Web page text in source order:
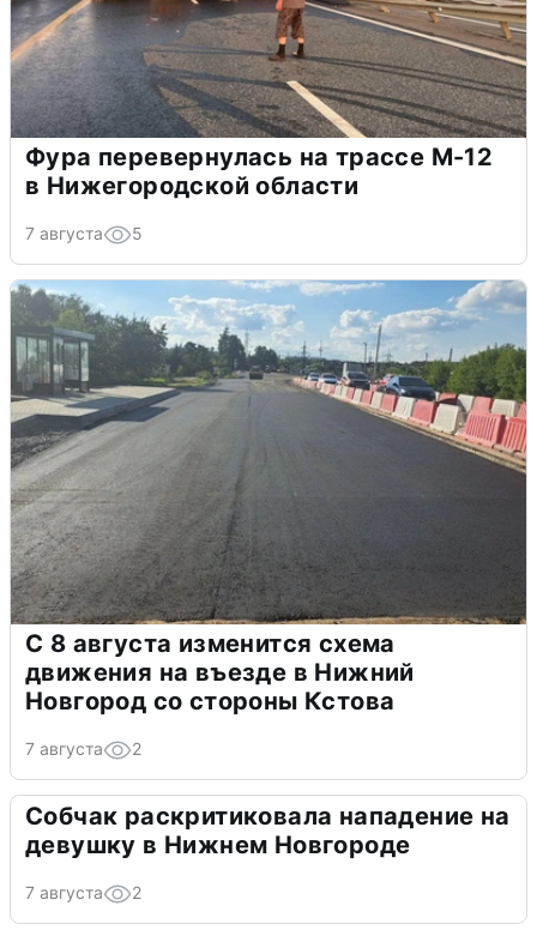
Фура перевернулась на трассе М-12
в Нижегородской области
7 августа 5
С 8 августа изменится схема
движения на въезде в Нижний
Новгород со стороны Кстова
7 августа 2
Собчак раскритиковала нападение на
девушку в Нижнем Новгороде
7 августа 2